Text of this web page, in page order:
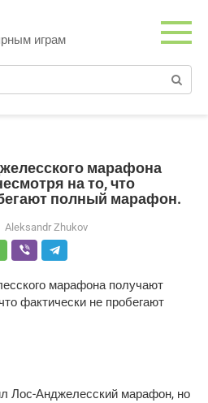
играм
марафона
на то, что
полный марафон.
Aleksandr Zhukov
Лос-Анджелесский марафон, но